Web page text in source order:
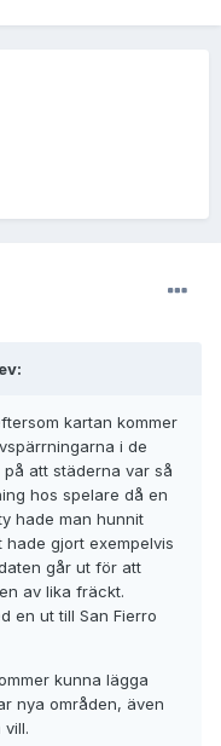
kartan kommer
i de
att städerna var så
hos spelare då en
hade man hunnit
gjort exempelvis
går ut för att
av lika fräckt.
en ut till San Fierro
kunna lägga
nya områden, även